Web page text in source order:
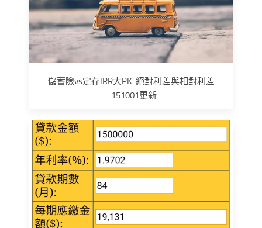
儲蓄險vs定存IRR大PK: 絕對利差與相對利差
_151001更新